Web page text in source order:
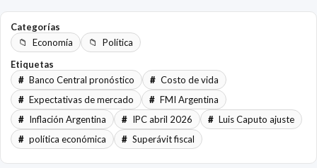
Categorías
Economía
Política
Etiquetas
Banco Central pronóstico
Costo de vida
Expectativas de mercado
FMI Argentina
Inflación Argentina
IPC abril 2026
Luis Caputo ajuste
política económica
Superávit fiscal